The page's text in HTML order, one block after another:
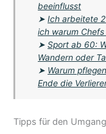
beeinflusst
➤Ich arbeitete
ich warum
➤Sport ab 60:
Wandern oder
➤ Warum
Ende die
Tipps für den